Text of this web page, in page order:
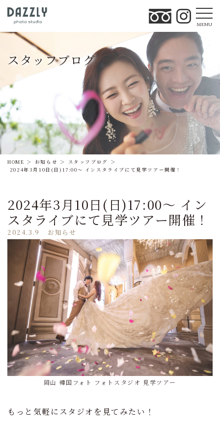
MENU
スタッフブログ
HOME お知らせ
スタッフブログ
2024年3月10日(日)17:00～ インスタライブにて見学ツアー開催！
2024年3月10日(日)17:00～ イン
スタライブにて見学ツアー開催！
2024.3.9 お知らせ
岡山 韓国フォト フォトスタジオ 見学ツアー
もっと気軽にスタジオを見てみたい！